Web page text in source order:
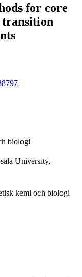
for core
transition
biologi
University,
kemi och biologi